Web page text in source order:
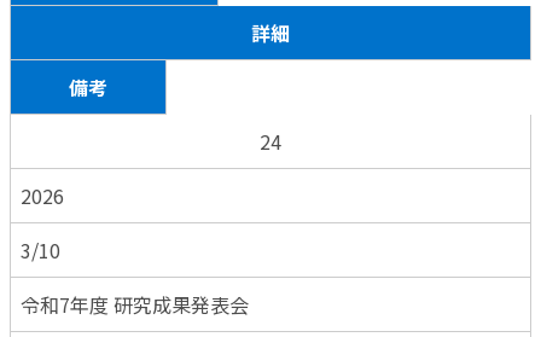
詳細
備考
24
2026
3/10
令和7年度 研究成果発表会